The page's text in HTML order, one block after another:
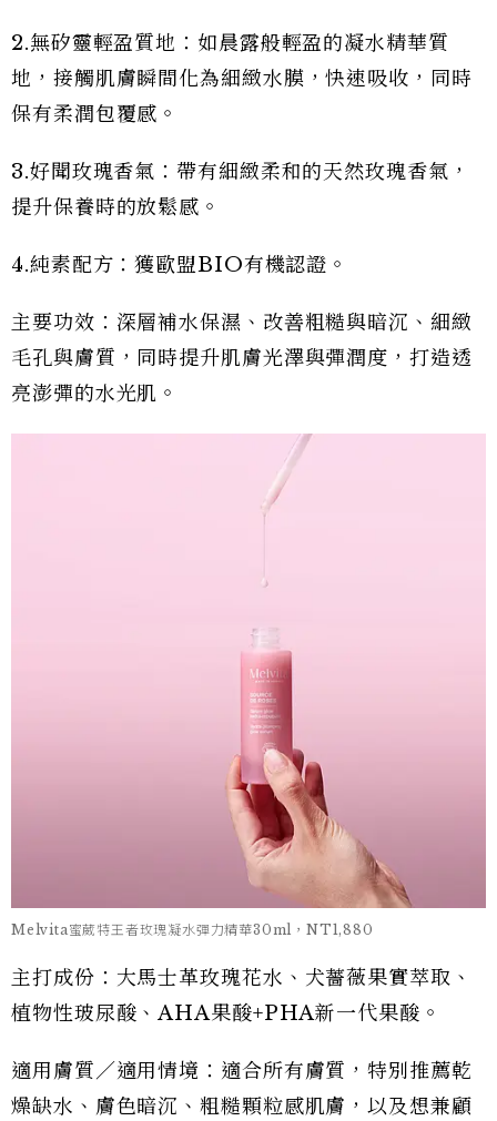
2.無矽靈輕盈質地：如晨露般輕盈的凝水精華質
地，接觸肌膚瞬間化為細緻水膜，快速吸收，同時
保有柔潤包覆感。
3.好聞玫瑰香氣：帶有細緻柔和的天然玫瑰香氣，
提升保養時的放鬆感。
4.純素配方：獲歐盟BIO有機認證。
主要功效：深層補水保濕、改善粗糙與暗沉、細緻
毛孔與膚質，同時提升肌膚光澤與彈潤度，打造透
亮澎彈的水光肌。
Melvita蜜葳特王者玫瑰凝水彈力精華30ml，NT1,880
主打成份：大馬士革玫瑰花水、犬薔薇果實萃取、
植物性玻尿酸、AHA果酸+PHA新一代果酸。
適用膚質／適用情境：適合所有膚質，特別推薦乾
燥缺水、膚色暗沉、粗糙顆粒感肌膚，以及想兼顧